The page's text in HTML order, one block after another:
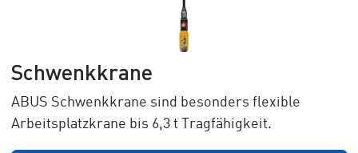
Schwenkkrane
ABUS Schwenkkrane sind besonders flexible
Arbeitsplatzkrane bis 6,3 t Tragfähigkeit.